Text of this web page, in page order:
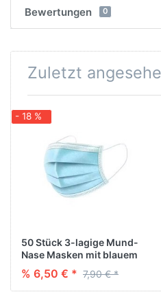
Bewertungen 0
Zuletzt
- 18 %
50 Stück 3-lagige Mund-
Nase Masken mit blauem
Vlies und CE-
Zertifizierung
% 6,50 € * 7,90 € *